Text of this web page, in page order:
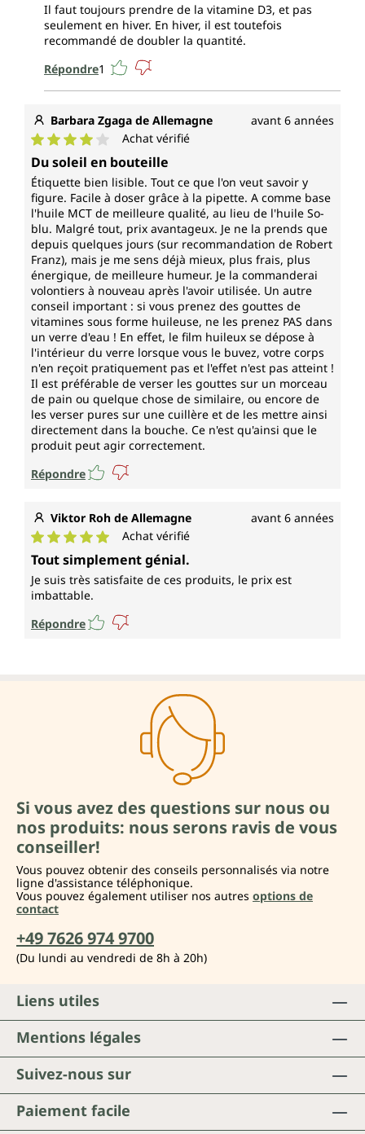
Il faut toujours prendre de la vitamine D3, et pas
seulement en hiver. En hiver, il est toutefois
recommandé de doubler la quantité.
Répondre1
Barbara Zgaga de Allemagne avant 6 années
Note moyenne de 4 sur 5 étoiles
Achat vérifié
Du soleil en bouteille
Étiquette bien lisible. Tout ce que l'on veut savoir y
figure. Facile à doser grâce à la pipette. A comme base
l'huile MCT de meilleure qualité, au lieu de l'huile So-
blu. Malgré tout, prix avantageux. Je ne la prends que
depuis quelques jours (sur recommandation de Robert
Franz), mais je me sens déjà mieux, plus frais, plus
énergique, de meilleure humeur. Je la commanderai
volontiers à nouveau après l'avoir utilisée. Un autre
conseil important : si vous prenez des gouttes de
vitamines sous forme huileuse, ne les prenez PAS dans
un verre d'eau ! En effet, le film huileux se dépose à
l'intérieur du verre lorsque vous le buvez, votre corps
n'en reçoit pratiquement pas et l'effet n'est pas atteint !
Il est préférable de verser les gouttes sur un morceau
de pain ou quelque chose de similaire, ou encore de
les verser pures sur une cuillère et de les mettre ainsi
directement dans la bouche. Ce n'est qu'ainsi que le
produit peut agir correctement.
Répondre
Viktor Roh de Allemagne avant 6 années
Note moyenne de 5 sur 5 étoiles
Achat vérifié
Tout simplement génial.
Je suis très satisfaite de ces produits, le prix est
imbattable.
Répondre
Si vous avez des questions sur nous ou
nos produits: nous serons ravis de vous
conseiller!
Vous pouvez obtenir des conseils personnalisés via notre
ligne d'assistance téléphonique.
Vous pouvez également utiliser nos autres options de
contact
+49 7626 974 9700
(Du lundi au vendredi de 8h à 20h)
Suivez-nous sur
Paiement facile
Liens utiles
Mentions légales